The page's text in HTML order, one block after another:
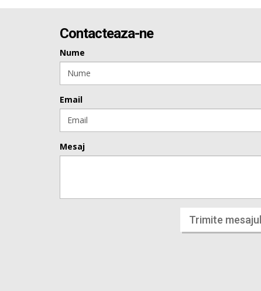
Contacteaza-ne
Nume
Email
Mesaj
Trimite mesajul